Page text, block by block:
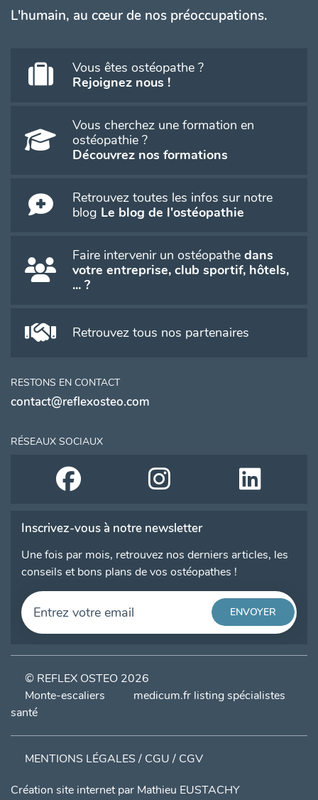
L'humain, au cœur de nos préoccupations.
Vous êtes ostéopathe ?
Rejoignez nous !
Vous cherchez une formation en
ostéopathie ?
Découvrez nos formations
Retrouvez toutes les infos sur notre
blog Le blog de l'ostéopathie
Faire intervenir un ostéopathe dans
votre entreprise, club sportif, hôtels,
... ?
Retrouvez tous nos partenaires
RESTONS EN CONTACT
contact@reflexosteo.com
RÉSEAUX SOCIAUX
Inscrivez-vous à notre newsletter
Une fois par mois, retrouvez nos derniers articles, les
conseils et bons plans de vos ostéopathes !
© REFLEX OSTEO 2026
Monte-escaliers
medicum.fr listing spécialistes
santé
MENTIONS LÉGALES / CGU / CGV
Création site internet par Mathieu EUSTACHY